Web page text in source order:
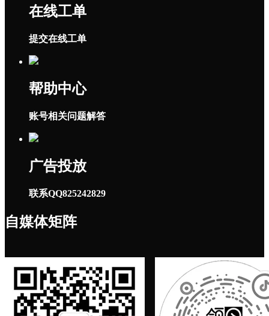
在线工单
提交在线工单
帮助中心
账号相关问题解答
广告投放
联系QQ825242829
自媒体矩阵